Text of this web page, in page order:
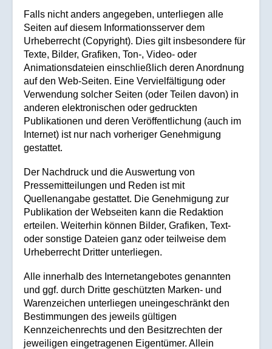
Falls nicht anders angegeben, unterliegen alle
Seiten auf diesem Informationsserver dem
Urheberrecht (Copyright). Dies gilt insbesondere für
Texte, Bilder, Grafiken, Ton-, Video- oder
Animationsdateien einschließlich deren Anordnung
auf den Web-Seiten. Eine Vervielfältigung oder
Verwendung solcher Seiten (oder Teilen davon) in
anderen elektronischen oder gedruckten
Publikationen und deren Veröffentlichung (auch im
Internet) ist nur nach vorheriger Genehmigung
gestattet.
Der Nachdruck und die Auswertung von
Pressemitteilungen und Reden ist mit
Quellenangabe gestattet. Die Genehmigung zur
Publikation der Webseiten kann die Redaktion
erteilen. Weiterhin können Bilder, Grafiken, Text-
oder sonstige Dateien ganz oder teilweise dem
Urheberrecht Dritter unterliegen.
Alle innerhalb des Internetangebotes genannten
und ggf. durch Dritte geschützten Marken- und
Warenzeichen unterliegen uneingeschränkt den
Bestimmungen des jeweils gültigen
Kennzeichenrechts und den Besitzrechten der
jeweiligen eingetragenen Eigentümer. Allein